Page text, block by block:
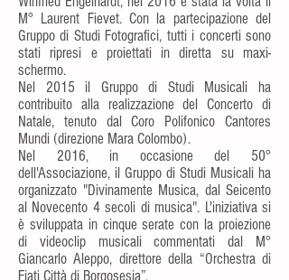
M° Laurent Fievet. Con la partecipazione del
Gruppo di Studi Fotografici, tutti i concerti sono
stati ripresi e proiettati in diretta su maxi-
schermo.
Nel 2015 il Gruppo di Studi Musicali ha
contribuito alla realizzazione del Concerto di
Natale, tenuto dal Coro Polifonico Cantores
Mundi (direzione Mara Colombo).
Nel 2016, in occasione del 50°
dell'Associazione, il Gruppo di Studi Musicali ha
organizzato "Divinamente Musica, dal Seicento
al Novecento 4 secoli di musica". L'iniziativa si
è sviluppata in cinque serate con la proiezione
di videoclip musicali commentati dal M°
Giancarlo Aleppo, direttore della “Orchestra di
Fiati Città di Borgosesia”.